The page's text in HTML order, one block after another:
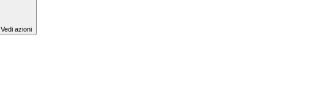
Vedi azioni